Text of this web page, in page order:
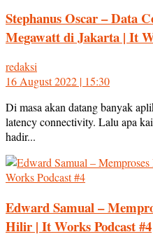
Stephanus Oscar – Data
Megawatt di Jakarta | It
redaksi
16 August 2022 | 15:30
Di masa akan datang banyak
latency connectivity. Lalu apa
hadir...
Edward Samual –
Hilir | It Works Podcast #4